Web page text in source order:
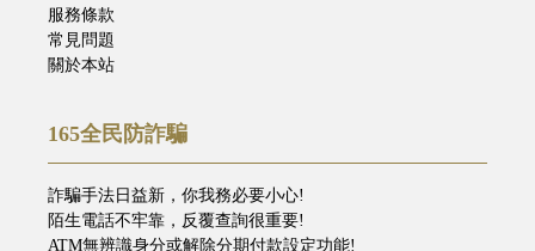
服務條款
常見問題
關於本站
165全民防詐騙
詐騙手法日益新，你我務必要小心!
陌生電話不牢靠，反覆查詢很重要!
ATM無辨識身分或解除分期付款設定功能!